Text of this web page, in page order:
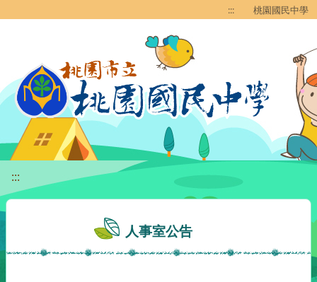
::: 桃園國民中學
:::
人事室公告